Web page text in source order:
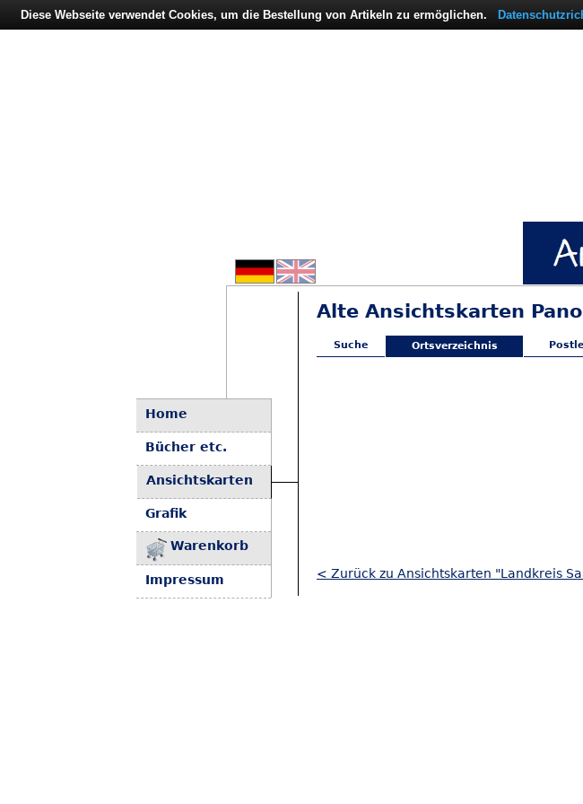
Home
Bücher etc.
Ansichtskarten
Grafik
Warenkorb
Impressum
Alte Ansichtskarten
Suche Ortsverzeichnis
< Zurück zu Ansichtskarten "Landkreis
Diese Webseite verwendet Cookies, um die Bestellung von Artikeln zu ermöglichen.